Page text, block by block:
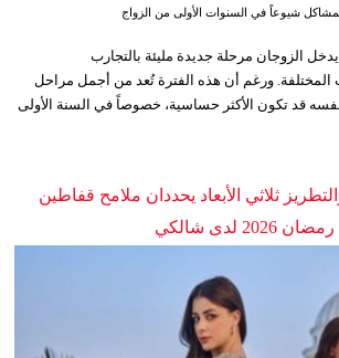
شيوعاً في السنوات الأولى من الزواج
يدخل الزوجان مرحلة جديدة مليئة بالتجارب
المختلفة. ورغم أن هذه الفترة تُعد من أجمل مراحل
نفسه قد تكون الأكثر حساسية، خصوصاً في السنة الأولى
ثلاثي الأبعاد يحددان ملامح قفاطين
رمضان 2026 لدى شالكي